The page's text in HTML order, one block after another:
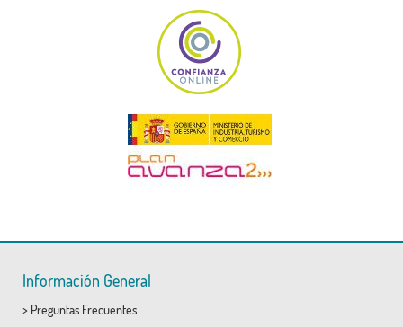
Información General
> Preguntas Frecuentes